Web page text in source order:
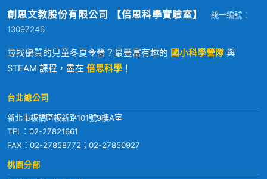
創思文教股份有限公司 【倍思科學實驗室】
統一編號：
13097246
尋找優質的兒童冬夏令營？最豐富有趣的 國小科學營隊 與
STEAM 課程，盡在 倍思科學 ！
台北總公司
新北市板橋區板新路101號9樓A室
TEL： 02-27821661
FAX：02-27858772；02-27850927
桃園分部